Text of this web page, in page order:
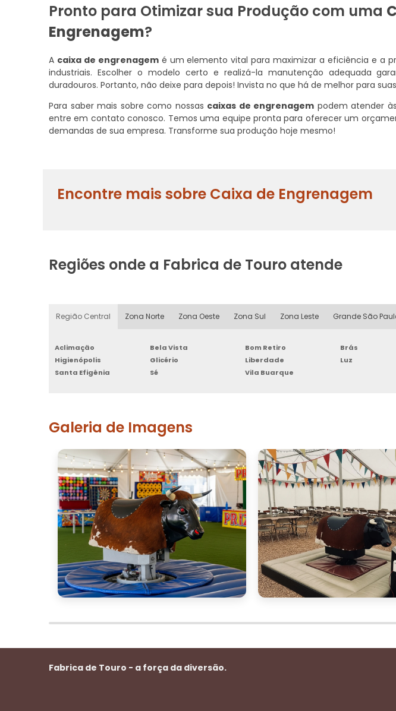
Pronto para Otimizar sua Produção com uma
Engrenagem?
A caixa de engrenagemé um elemento vital para maximizar a eficiência e a
industriais. Escolher o modelo certo e realizá-la manutenção adequada
duradouros. Portanto, não deixe para depois! Invista no que há de melhor para
Para saber mais sobre como nossas caixas de engrenagem podem atender
entre em contato conosco. Temos uma equipe pronta para oferecer um
demandas de sua empresa. Transforme sua produção hoje mesmo!
Encontre mais sobre Caixa de Engrenagem
Regiões onde a Fabrica de Touro atende
Região Central Zona Norte Zona Oeste Zona Sul Zona Leste Grande São
Aclimação Bela Vista Bom Retiro Brás
Higienópolis
Glicério Liberdade Luz
Santa Efigênia
Sé Vila Buarque
Galeria de Imagens
Fabrica de Touro - a força da diversão.